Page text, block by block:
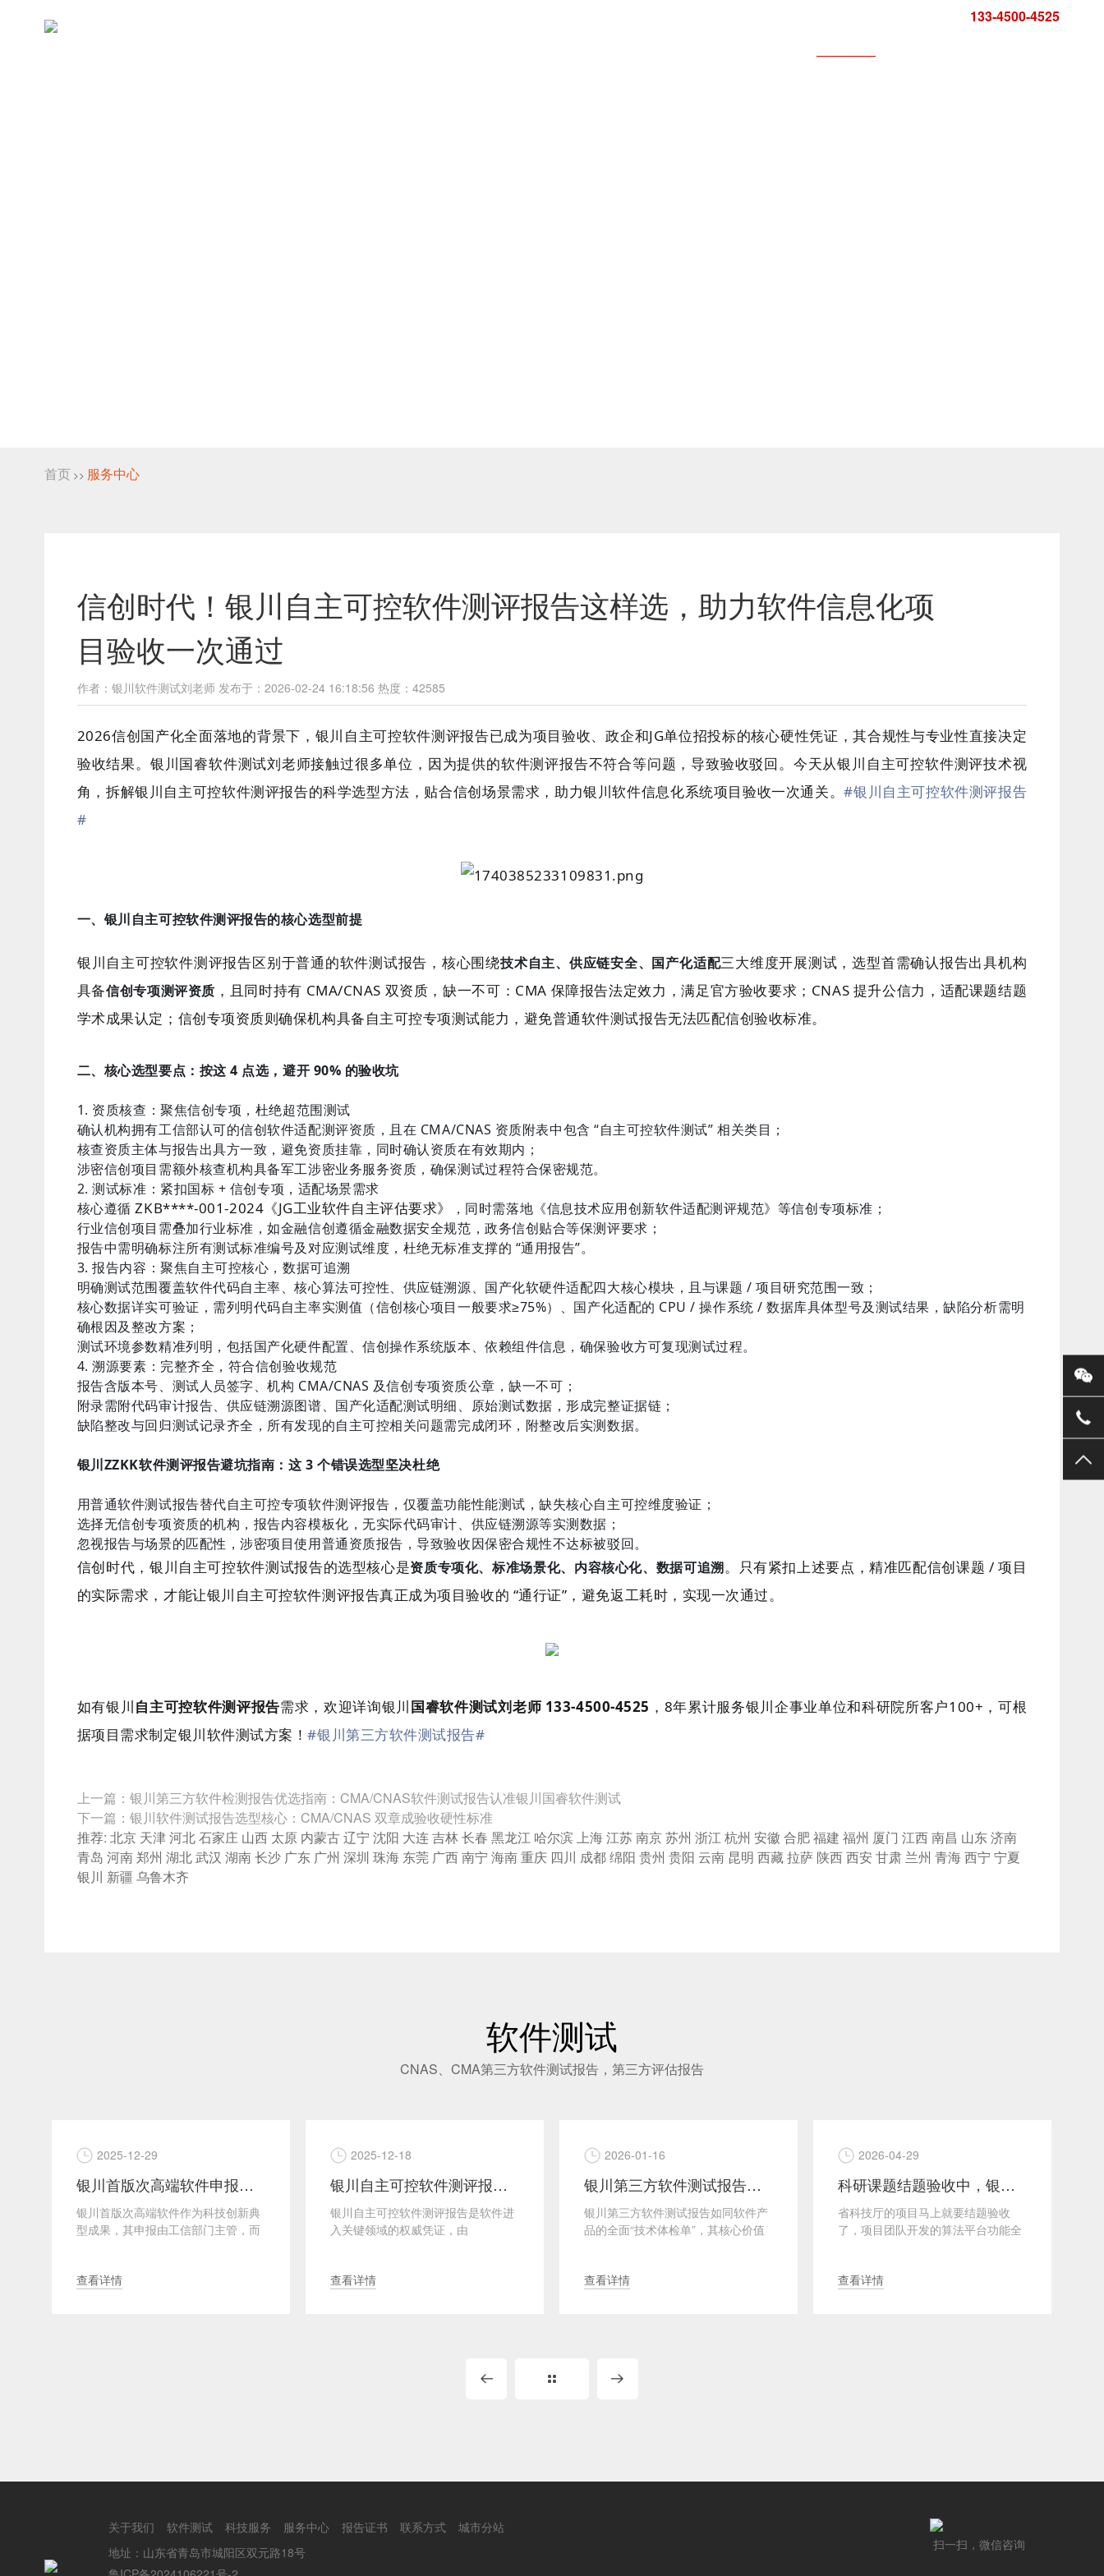
133-4500-4525
首页 >> 服务中心
信创时代！银川自主可控软件测评报告这样选，助力软件信息化项
目验收一次通过
作者：银川软件测试刘老师 发布于：2026-02-24 16:18:56 热度：42585
2026信创国产化全面落地的背景下，银川自主可控软件测评报告已成为项目验收、政企和JG单位招投标的核心硬性凭证，其合规性与专业性直接决定
验收结果。银川国睿软件测试刘老师接触过很多单位，因为提供的软件测评报告不符合等问题，导致验收驳回。今天从银川自主可控软件测评技术视
角，拆解银川自主可控软件测评报告的科学选型方法，贴合信创场景需求，助力银川软件信息化系统项目验收一次通关。#银川自主可控软件测评报告
#
一、银川自主可控软件测评报告的核心选型前提
银川自主可控软件测评报告区别于普通的软件测试报告，核心围绕技术自主、供应链安全、国产化适配三大维度开展测试，选型首需确认报告出具机构
具备信创专项测评资质 ，且同时持有 CMA/CNAS 双资质，缺一不可：CMA 保障报告法定效力，满足官方验收要求；CNAS 提升公信力，适配课题结题
学术成果认定；信创专项资质则确保机构具备自主可控专项测试能力，避免普通软件测试报告无法匹配信创验收标准。
二、核心选型要点：按这 4 点选，避开 90% 的验收坑
1. 资质核查：聚焦信创专项，杜绝超范围测试
确认机构拥有工信部认可的信创软件适配测评资质，且在 CMA/CNAS 资质附表中包含 “自主可控软件测试” 相关类目；
核查资质主体与报告出具方一致，避免资质挂靠，同时确认资质在有效期内；
涉密信创项目需额外核查机构具备军工涉密业务服务资质，确保测试过程符合保密规范。
2. 测试标准：紧扣国标 + 信创专项，适配场景需求
核心遵循ZKB****-001-2024《JG工业软件自主评估要求》
，同时需落地《信息技术应用创新软件适配测评规范》等信创专项标准；
行业信创项目需叠加行业标准，如金融信创遵循金融数据安全规范，政务信创贴合等保测评要求；
报告中需明确标注所有测试标准编号及对应测试维度，杜绝无标准支撑的 “通用报告”。
3. 报告内容：聚焦自主可控核心，数据可追溯
明确测试范围覆盖软件代码自主率、核心算法可控性、供应链溯源、国产化软硬件适配四大核心模块，且与课题 / 项目研究范围一致；
核心数据详实可验证，需列明代码自主率实测值（信创核心项目一般要求≥75%）、国产化适配的 CPU / 操作系统 / 数据库具体型号及测试结果，缺陷分析需明
确根因及整改方案；
测试环境参数精准列明，包括国产化硬件配置、信创操作系统版本、依赖组件信息，确保验收方可复现测试过程。
4. 溯源要素：完整齐全，符合信创验收规范
报告含版本号、测试人员签字、机构 CMA/CNAS 及信创专项资质公章，缺一不可；
附录需附代码审计报告、供应链溯源图谱、国产化适配测试明细、原始测试数据，形成完整证据链；
缺陷整改与回归测试记录齐全，所有发现的自主可控相关问题需完成闭环，附整改后实测数据。
银川ZZKK软件测评报告避坑指南：这 3 个错误选型坚决杜绝
用普通软件测试报告替代自主可控专项软件测评报告，仅覆盖功能性能测试，缺失核心自主可控维度验证；
选择无信创专项资质的机构，报告内容模板化，无实际代码审计、供应链溯源等实测数据；
忽视报告与场景的匹配性，涉密项目使用普通资质报告，导致验收因保密合规性不达标被驳回。
信创时代，银川自主可控软件测试报告的选型核心是资质专项化、标准场景化、内容核心化、数据可追溯。只有紧扣上述要点，精准匹配信创课题 / 项目
的实际需求，才能让银川自主可控软件测评报告真正成为项目验收的 “通行证”，避免返工耗时，实现一次通过。
如有银川自主可控软件测评报告需求 ，欢迎详询银川国睿软件测试刘老师 133-4500-4525 ，8年累计服务银川企事业单位和科研院所客户100+，可根
据项目需求制定银川软件测试方案！#银川第三方软件测试报告#
上一篇： 银川第三方软件检测报告优选指南：CMA/CNAS软件测试报告认准银川国睿软件测试
下一篇： 银川软件测试报告选型核心：CMA/CNAS 双章成验收硬性标准
推荐: 北京 天津河北石家庄 山西 太原 内蒙古辽宁 沈阳 大连吉林长春 黑龙江 哈尔滨上海江苏南京苏州 浙江杭州 安徽 合肥福建 福州 厦门 江西南昌 山东济南
青岛 河南郑州 湖北武汉 湖南长沙 广东 广州 深圳 珠海 东莞 广西南宁 海南重庆 四川 成都绵阳 贵州 贵阳 云南 昆明 西藏拉萨 陕西西安 甘肃 兰州 青海西宁 宁夏
银川 新疆 乌鲁木齐
软件测试
CNAS、CMA第三方软件测试报告，第三方评估报告
2025-12-29
银川首版次高端软件申报：银川CMA/CNAS第三方测试报告核心要点
银川首版次高端软件作为科技创新典
型成果，其申报由工信部门主管，而
查看详情
2025-12-18
银川自主可控软件测评报告是软件进入军工领域的必备凭证 zzkk软件测试报告
银川自主可控软件测评报告是软件进
入关键领域的权威凭证，由
查看详情
2026-01-16
银川第三方软件测试报告核心检测内容解析
银川第三方软件测试报告如同软件产
品的全面“技术体检单”，其核心价值
查看详情
2026-04-29
科研课题结题验收中，银川第三方软件测试报告为什么是必选项？
省科技厅的项目马上就要结题验收
了，项目团队开发的算法平台功能全
查看详情
关于我们 软件测试 科技服务 服务中心 报告证书 联系方式
城市分站
地址：山东省青岛市城阳区双元路18号
扫一扫，微信咨询